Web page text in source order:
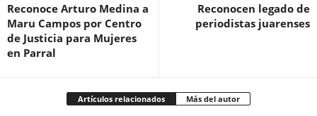
Reconoce Arturo Medina a
Maru Campos por Centro
de Justicia para Mujeres
en Parral
Reconocen legado de
periodistas juarenses
Artículos relacionados Más del autor